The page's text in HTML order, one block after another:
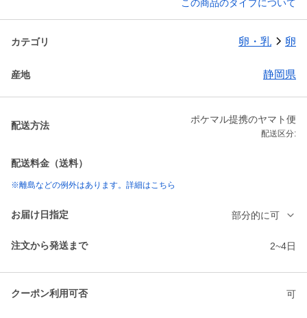
この商品のタイプについて
カテゴリ 卵・乳 卵
産地 静岡県
配送方法
ポケマル提携のヤマト便
配送区分:
配送料金（送料）
※離島などの例外はあります。詳細はこちら
お届け日指定 部分的に可
注文から発送まで 2~4日
クーポン利用可否 可